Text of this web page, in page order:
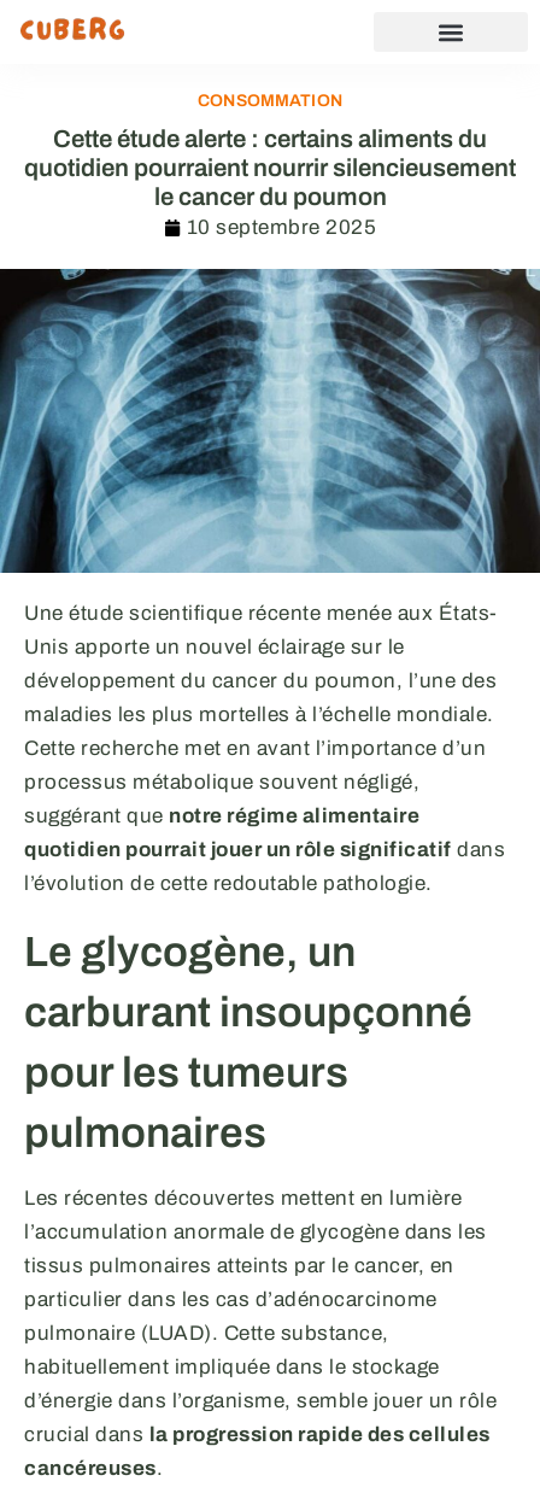
CONSOMMATION
Cette étude alerte : certains aliments du
quotidien pourraient nourrir silencieusement
le cancer du poumon
10 septembre 2025
Une étude scientifique récente menée aux États-
Unis apporte un nouvel éclairage sur le
développement du cancer du poumon, l’une des
maladies les plus mortelles à l’échelle mondiale.
Cette recherche met en avant l’importance d’un
processus métabolique souvent négligé,
suggérant que notre régime alimentaire
quotidien pourrait jouer un rôle significatif dans
l’évolution de cette redoutable pathologie.
Le glycogène, un
carburant insoupçonné
pour les tumeurs
pulmonaires
Les récentes découvertes mettent en lumière
l’accumulation anormale de glycogène dans les
tissus pulmonaires atteints par le cancer, en
particulier dans les cas d’adénocarcinome
pulmonaire (LUAD). Cette substance,
habituellement impliquée dans le stockage
d’énergie dans l’organisme, semble jouer un rôle
crucial dans la progression rapide des cellules
cancéreuses.